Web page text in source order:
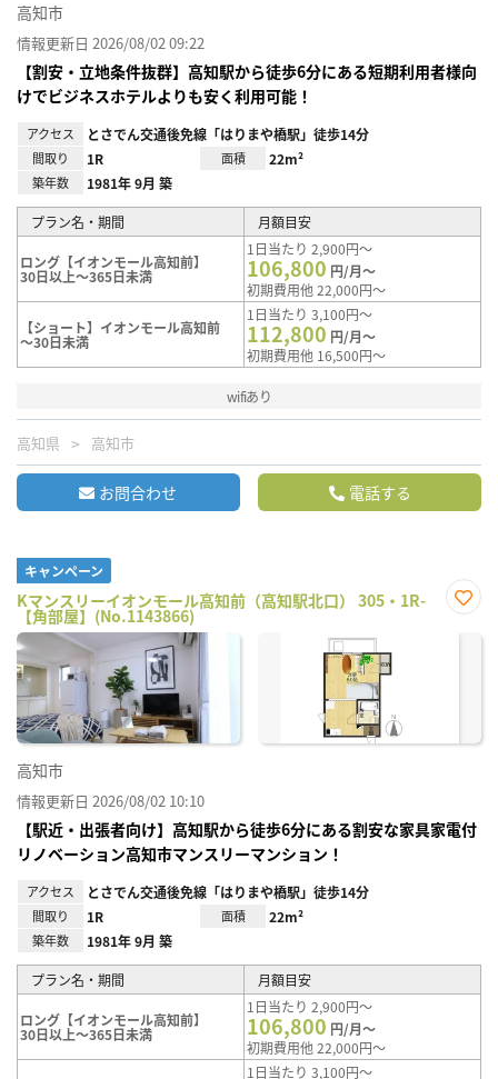
高知市
情報更新日 2026/08/02 09:22
【割安・立地条件抜群】高知駅から徒歩6分にある短期利用者様向
けでビジネスホテルよりも安く利用可能！
アクセス とさでん交通後免線「はりまや橋駅」徒歩14分
間取り 1R 面積 22m²
築年数 1981年 9月 築
プラン名・期間 月額目安
ロング【イオンモール高知前】
30日以上～365日未満
1日当たり 2,900円～
106,800 円/月～
初期費用他 22,000円～
【ショート】イオンモール高知前
～30日未満
1日当たり 3,100円～
112,800 円/月～
初期費用他 16,500円～
wifiあり
高知県 高知市
お問合わせ 電話する
キャンペーン
Kマンスリーイオンモール高知前（高知駅北口） 305・1R-
【角部屋】(No.1143866)
に入
高知市
情報更新日 2026/08/02 10:10
【駅近・出張者向け】高知駅から徒歩6分にある割安な家具家電付
リノベーション高知市マンスリーマンション！
アクセス とさでん交通後免線「はりまや橋駅」徒歩14分
間取り 1R 面積 22m²
築年数 1981年 9月 築
プラン名・期間 月額目安
ロング【イオンモール高知前】
30日以上～365日未満
1日当たり 2,900円～
106,800 円/月～
初期費用他 22,000円～
1日当たり 3,100円～